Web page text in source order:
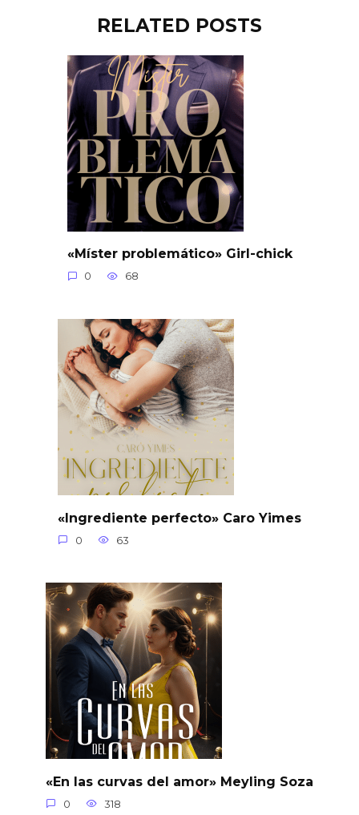
RELATED POSTS
«Míster problemático» Girl-chick
0 68
«Ingrediente perfecto» Caro Yimes
0 63
«En las curvas del amor» Meyling Soza
0 318